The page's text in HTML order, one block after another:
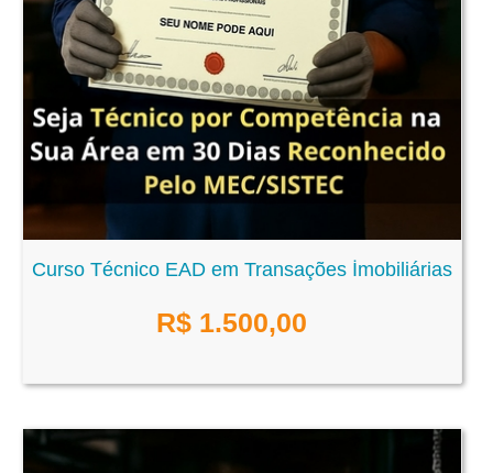
Curso Técnico EAD em Transações İmobiliárias
R$ 1.500,00